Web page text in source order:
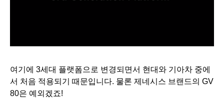
여기에 3세대 플랫폼으로 변경되면서 현대와 기아차 중에
서 처음 적용되기 때문입니다. 물론 제네시스 브랜드의 GV
80은 예외겠죠!